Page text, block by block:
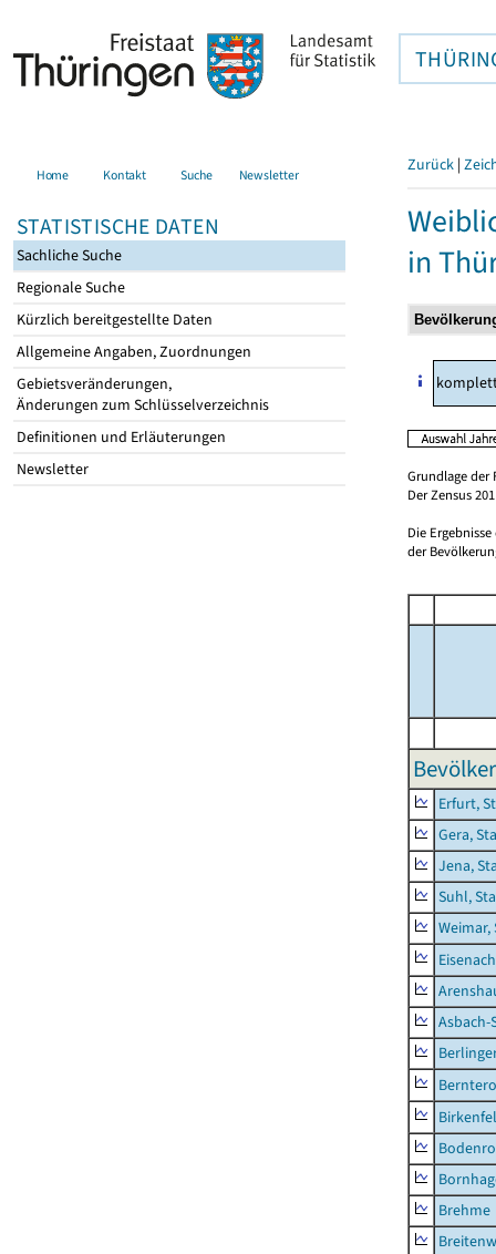
Home Kontakt Suche Newsletter
STATISTISCHE DATEN
Sachliche Suche
Regionale Suche
Kürzlich bereitgestellte Daten
Allgemeine Angaben, Zuordnungen
Gebietsveränderungen,
Änderungen zum Schlüsselverzeichnis
Definitionen und Erläuterungen
Newsletter
Zurück |
in
Grundlage der
Der Zensus
Die
der
Erfurt,
Gera,
Jena,
Suhl,
Weimar,
Asbach-
Brehme